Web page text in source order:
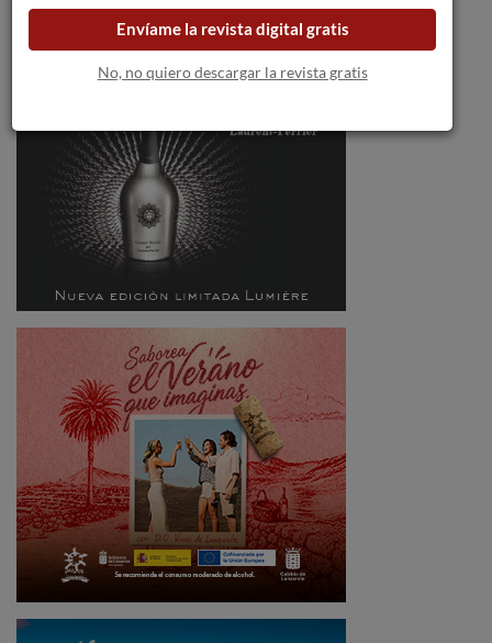
Envíame la revista digital gratis
No, no quiero descargar la revista gratis